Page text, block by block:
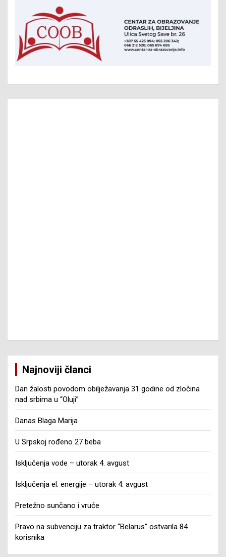
Najnoviji članci
Dan žalosti povodom obilježavanja 31 godine od zločina
nad srbima u “Oluji”
Danas Blaga Marija
U Srpskoj rođeno 27 beba
Isključenja vode – utorak 4. avgust
Isključenja el. energije – utorak 4. avgust
Pretežno sunčano i vruće
Pravo na subvenciju za traktor “Belarus” ostvarila 84
korisnika